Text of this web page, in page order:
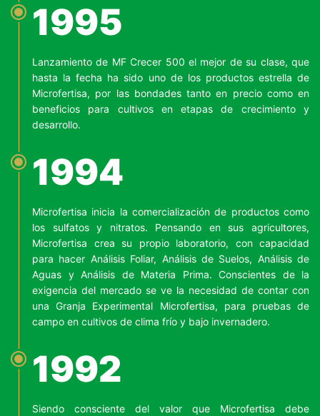
1995
Lanzamiento de MF Crecer 500 el mejor de su clase, que
hasta la fecha ha sido uno de los productos estrella de
Microfertisa, por las bondades tanto en precio como en
beneficios para cultivos en etapas de crecimiento y
desarrollo.
1994
Microfertisa inicia la comercialización de productos como
los sulfatos y nitratos. Pensando en sus agricultores,
Microfertisa crea su propio laboratorio, con capacidad
para hacer Análisis Foliar, Análisis de Suelos, Análisis de
Aguas y Análisis de Materia Prima. Conscientes de la
exigencia del mercado se ve la necesidad de contar con
una Granja Experimental Microfertisa, para pruebas de
campo en cultivos de clima frío y bajo invernadero.
1992
Siendo consciente del valor que Microfertisa debe